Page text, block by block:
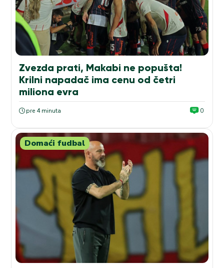
Zvezda prati, Makabi ne popušta!
Krilni napadač ima cenu od četri
miliona evra
pre 4 minuta 0
Domaći fudbal